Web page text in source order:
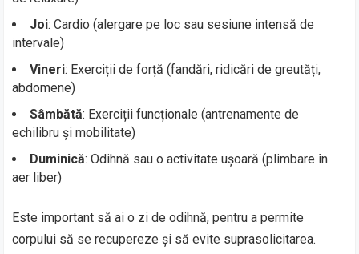
Joi: Cardio (alergare pe loc sau sesiune intensă de
intervale)
Vineri: Exerciții de forță (fandări, ridicări de greutăți,
abdomene)
Sâmbătă: Exerciții funcționale (antrenamente de
echilibru și mobilitate)
Duminică: Odihnă sau o activitate ușoară (plimbare în
aer liber)
Este important să ai o zi de odihnă, pentru a permite
corpului să se recupereze și să evite suprasolicitarea.